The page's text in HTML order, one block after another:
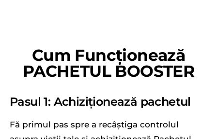
Cum Funcționează
PACHETUL BOOSTER
Pasul 1: Achiziționează pachetul
Fă primul pas spre a recâștiga controlul